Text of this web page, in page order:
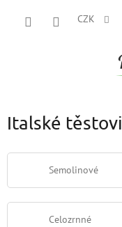
CZK
Italské
Semolinové
Celozrnné